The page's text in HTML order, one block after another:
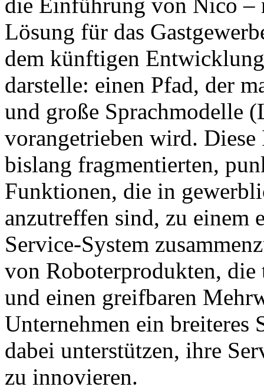
Lösung für das
dem künftigen
darstelle: einen Pfad, der
und große Sprachmodelle
vorangetrieben wird.
bislang fragmentierten,
Funktionen, die in
anzutreffen sind, zu einem
Service-System
von Roboterprodukten,
und einen greifbaren
Unternehmen ein breiteres
dabei unterstützen, ihre
zu innovieren.